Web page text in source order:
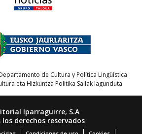
de Cultura y Política Lingüística
eta Hizkuntza Politika Sailak lagunduta
Iparraguirre, S.A
los derechos reservados